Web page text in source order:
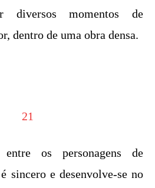
diversos momentos de
dentro de uma obra densa.
entre os personagens de
é sincero e desenvolve-se no